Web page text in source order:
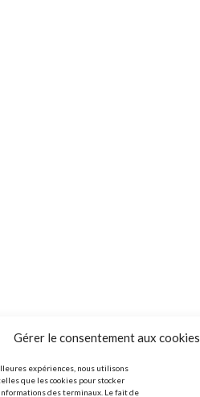
Gérer le consentement aux cookies
expériences, nous utilisons
que les cookies pour stocker
des terminaux. Le fait de